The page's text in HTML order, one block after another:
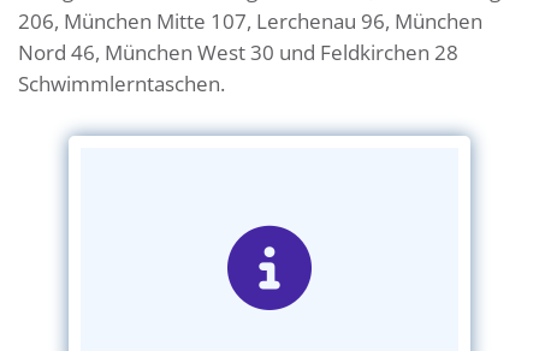
206, München Mitte 107, Lerchenau 96, München
Nord 46, München West 30 und Feldkirchen 28
Schwimmlerntaschen.